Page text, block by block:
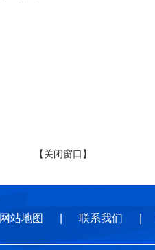
【关闭窗口】
网站地图 联系我们